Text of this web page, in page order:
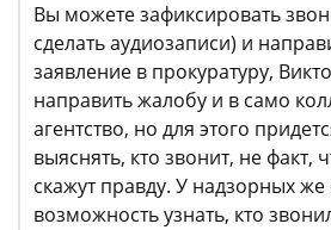
Вы можете зафиксировать
сделать аудиозаписи) и
заявление в прокуратуру,
направить жалобу и в само
агентство, но для этого
выяснять, кто звонит, не факт,
скажут правду. У надзорных же
возможность узнать, кто